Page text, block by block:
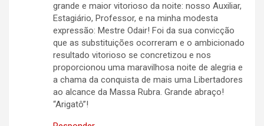
grande e maior vitorioso da noite: nosso Auxiliar,
Estagiário, Professor, e na minha modesta
expressão: Mestre Odair! Foi da sua convicção
que as substituições ocorreram e o ambicionado
resultado vitorioso se concretizou e nos
proporcionou uma maravilhosa noite de alegria e
a chama da conquista de mais uma Libertadores
ao alcance da Massa Rubra. Grande abraço!
“Arigatô”!